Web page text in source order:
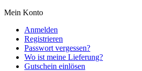
Mein Konto
Anmelden
Registrieren
Passwort vergessen?
Wo ist meine Lieferung?
Gutschein einlösen